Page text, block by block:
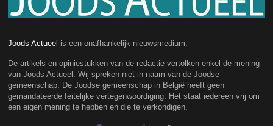
Joods Actueel is een onafhankelijk nieuwsmedium.
De artikels en opiniestukken van de redactie vertolken enkel de mening
van Joods Actueel. Wij spreken niet in naam van de Joodse
gemeenschap. De Joodse gemeenschap in België heeft geen
gemandateerde feitelijke vertegenwoordiging. Het staat iedereen vrij om
een eigen mening te hebben en die te verkondigen.